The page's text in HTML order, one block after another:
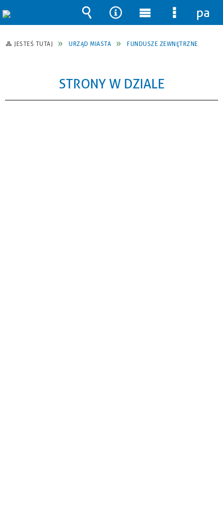
JESTEŚ TUTAJ URZĄD MIASTA FUNDUSZE ZEWNĘTRZNE
STRONY W DZIALE
Wyszukiwarka
Narzędzia
Menu
główne
Menu